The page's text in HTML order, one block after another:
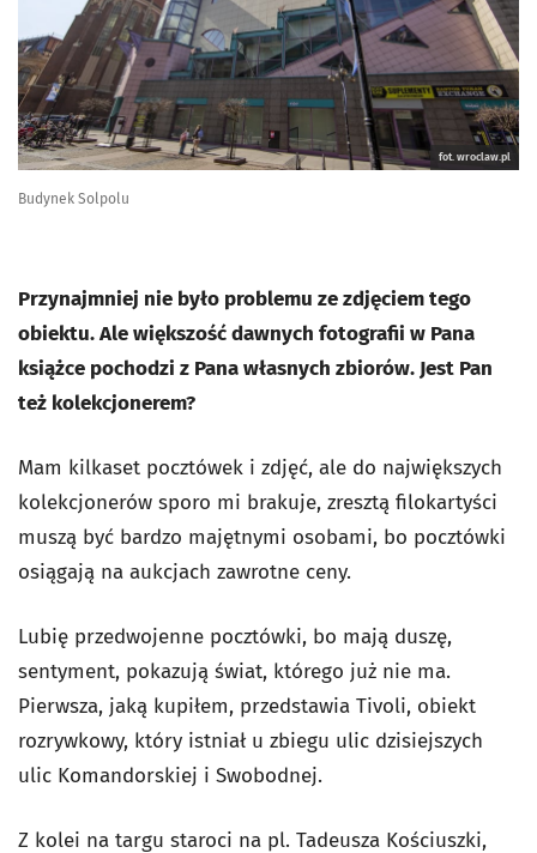
fot. wroclaw.pl
Budynek Solpolu
Przynajmniej nie było problemu ze zdjęciem tego
obiektu. Ale większość dawnych fotografii w Pana
książce pochodzi z Pana własnych zbiorów. Jest Pan
też kolekcjonerem?
Mam kilkaset pocztówek i zdjęć, ale do największych
kolekcjonerów sporo mi brakuje, zresztą filokartyści
muszą być bardzo majętnymi osobami, bo pocztówki
osiągają na aukcjach zawrotne ceny.
Lubię przedwojenne pocztówki, bo mają duszę,
sentyment, pokazują świat, którego już nie ma.
Pierwsza, jaką kupiłem, przedstawia Tivoli, obiekt
rozrywkowy, który istniał u zbiegu ulic dzisiejszych
ulic Komandorskiej i Swobodnej.
Z kolei na targu staroci na pl. Tadeusza Kościuszki,